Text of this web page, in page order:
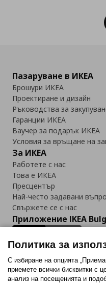
Пазаруване в ИКЕА
Брошури ИКЕА
Проектиране и дизайн
Ръководства за
Гаранции ИКЕА
Ваучер за подарък ИКЕА
Условия за връщане на
За ИКЕА
Работете с нас
Това е ИКЕА
Пресцентър
Най-често задавани
Свържете се с нас
Приложение IKEA
Последвайте ни:
Политика за
С избиране на опцията
приемете всички бисквитки с
анализ на посещенията и